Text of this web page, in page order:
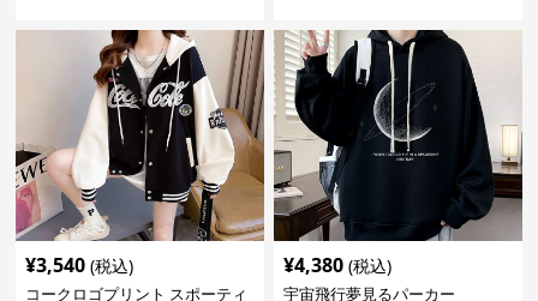
¥3,540 (税込)
コークロゴプリント スポーティ
¥4,380 (税込)
宇宙飛行夢見るパーカー